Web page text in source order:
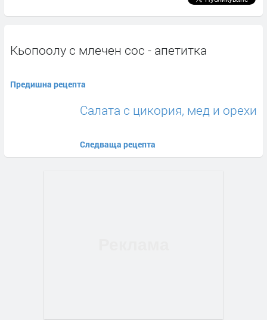
Кьопоолу с млечен сос - апетитка
Предишна рецепта
Салата с цикория, мед и орехи
Следваща рецепта